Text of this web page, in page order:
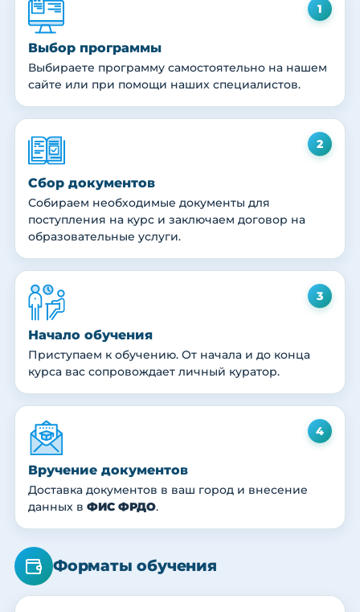
1
Выбор программы
Выбираете программу самостоятельно на нашем
сайте или при помощи наших специалистов.
2
Сбор документов
Собираем необходимые документы для
поступления на курс и заключаем договор на
образовательные услуги.
3
Начало обучения
Приступаем к обучению. От начала и до конца
курса вас сопровождает личный куратор.
4
Вручение документов
Доставка документов в ваш город и внесение
данных в ФИС ФРДО.
Форматы обучения